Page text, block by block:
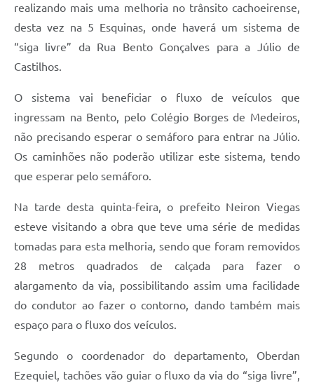
Arquivos para Download
Galeria de Vídeos
Contas Públicas
Editais
Links
Agenda
Notícias
realizando mais uma melhoria no trânsito cachoeirense,
desta vez na 5 Esquinas, onde haverá um sistema de
“siga livre” da Rua Bento Gonçalves para a Júlio de
Castilhos.
O sistema vai beneficiar o fluxo de veículos que
ingressam na Bento, pelo Colégio Borges de Medeiros,
não precisando esperar o semáforo para entrar na Júlio.
Os caminhões não poderão utilizar este sistema, tendo
que esperar pelo semáforo.
Na tarde desta quinta-feira, o prefeito Neiron Viegas
esteve visitando a obra que teve uma série de medidas
tomadas para esta melhoria, sendo que foram removidos
28 metros quadrados de calçada para fazer o
alargamento da via, possibilitando assim uma facilidade
do condutor ao fazer o contorno, dando também mais
espaço para o fluxo dos veículos.
Segundo o coordenador do departamento, Oberdan
Ezequiel, tachões vão guiar o fluxo da via do “siga livre”,